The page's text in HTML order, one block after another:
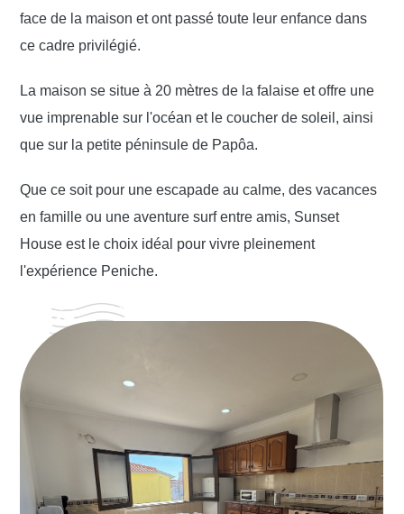
face de la maison et ont passé toute leur enfance dans
ce cadre privilégié.
La maison se situe à 20 mètres de la falaise et offre une
vue imprenable sur l'océan et le coucher de soleil, ainsi
que sur la petite péninsule de Papôa.
Que ce soit pour une escapade au calme, des vacances
en famille ou une aventure surf entre amis, Sunset
House est le choix idéal pour vivre pleinement
l'expérience Peniche.